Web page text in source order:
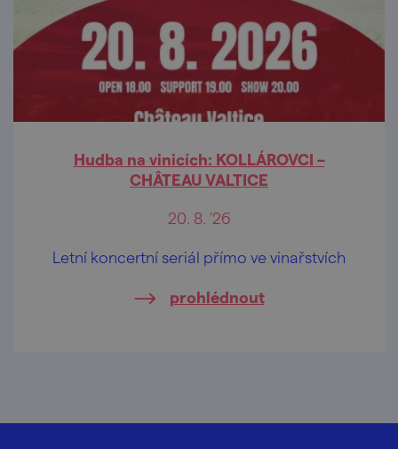
Hudba na vinicích: KOLLÁROVCI –
CHÂTEAU VALTICE
20. 8. '26
Letní koncertní seriál přímo ve vinařstvích
prohlédnout